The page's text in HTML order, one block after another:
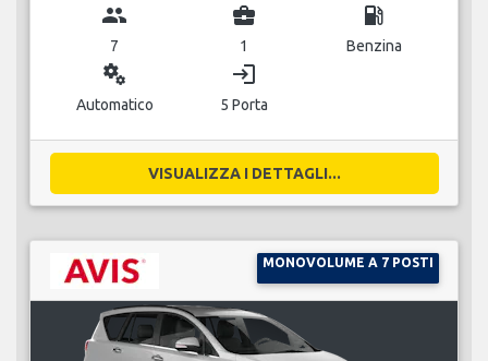
group
7
business_center
1
local_gas_station
Benzina
miscellaneous_services
Automatico
login
5 Porta
VISUALIZZA I DETTAGLI...
MONOVOLUME A 7 POSTI